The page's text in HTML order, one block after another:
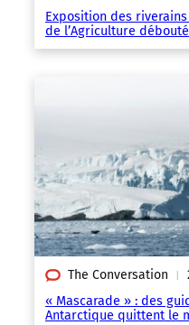
Exposition des
de l’Agriculture
The Conversation |
« Mascarade » : des
Antarctique quittent le